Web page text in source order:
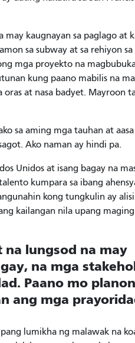
kaugnayan sa paglago at
sa subway at sa rehiyon sa
mga proyekto na
kung paano mabilis na
at nasa badyet. Mayroon
sa aming mga tauhan at
Ako naman ay hindi pa.
Unidos at isang bagay na
kumpara sa ibang
kong tungkulin ay
kailangan nila upang
na lungsod na may
na mga
Paano mo
ang mga
lumikha ng malawak na